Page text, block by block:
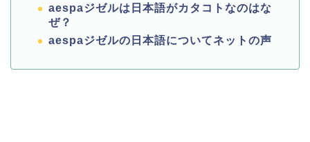
aespaジゼルは日本語がカタコトなのはな
ぜ？
aespaジゼルの日本語についてネットの声